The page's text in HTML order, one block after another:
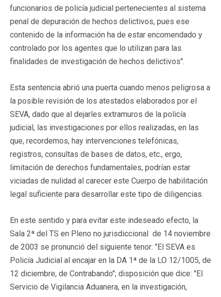
funcionarios de policía judicial pertenecientes al sistema
penal de depuración de hechos delictivos, pues ese
contenido de la información ha de estar encomendado y
controlado por los agentes que lo utilizan para las
finalidades de investigación de hechos delictivos".
Esta sentencia abrió una puerta cuando menos peligrosa a
la posible revisión de los atestados elaborados por el
SEVA, dado que al dejarles extramuros de la policía
judicial, las investigaciones por ellos realizadas, en las
que, recordemos, hay intervenciones telefónicas,
registros, consultas de bases de datos, etc., ergo,
limitación de derechos fundamentales, podrían estar
viciadas de nulidad al carecer este Cuerpo de habilitación
legal suficiente para desarrollar este tipo de diligencias.
En este sentido y para evitar este indeseado efecto, la
Sala 2ª del TS en Pleno no jurisdiccional de 14 noviembre
de 2003 se pronunció del siguiente tenor: "El SEVA es
Policía Judicial al encajar en la DA 1ª de la LO 12/1005, de
12 diciembre, de Contrabando"; disposición que dice: "El
Servicio de Vigilancia Aduanera, en la investigación,